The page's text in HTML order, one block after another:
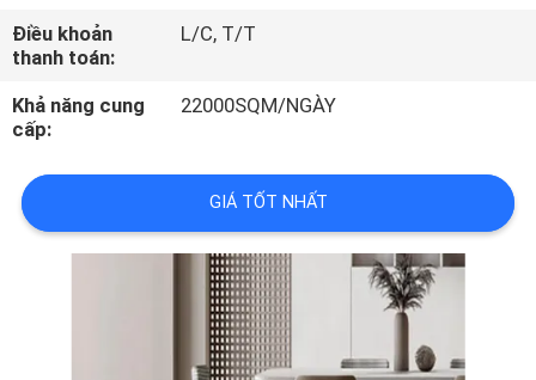
KIỂM
SOÁT
CHẤT
LƯỢNG
LIÊN
Điều khoản
thanh toán:
L/C, T/T
Khả năng cung
cấp:
22000SQM/NGÀY
GIÁ TỐT NHẤT